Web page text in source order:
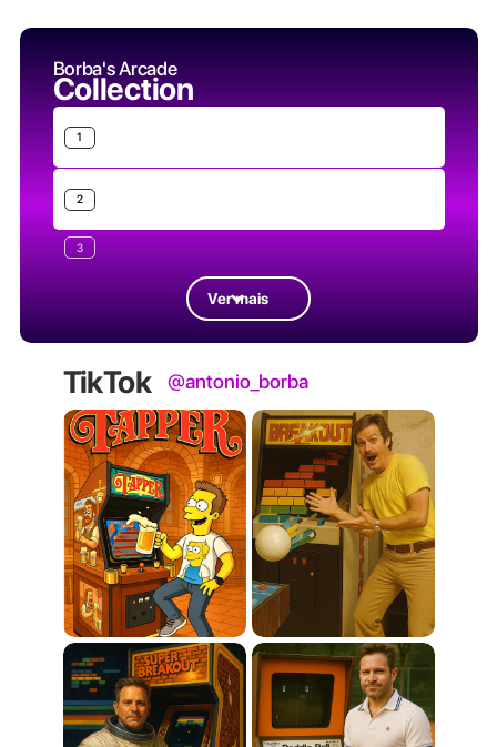
Borba's Arcade
Collection
1
2
3
Ver mais
TikTok @antonio_borba